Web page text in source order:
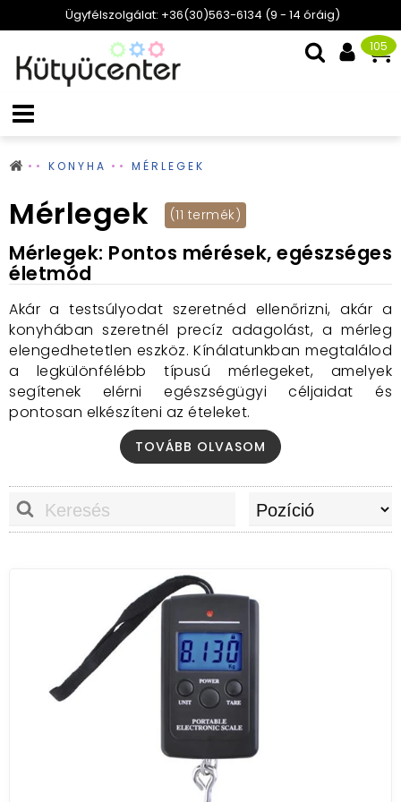
Ügyfélszolgálat: +36(30)563-6134 (9 - 14 óráig)
105
KONYHA MÉRLEGEK
Mérlegek (11 termék)
Mérlegek: Pontos mérések, egészséges
életmód
Akár a testsúlyodat szeretnéd ellenőrizni, akár a
konyhában szeretnél precíz adagolást, a mérleg
elengedhetetlen eszköz. Kínálatunkban megtalálod
a legkülönfélébb típusú mérlegeket, amelyek
segítenek elérni egészségügyi céljaidat és
pontosan elkészíteni az ételeket.
Miért fontos a mérleg?
Testsúlykontroll:A rendszeres mérés segít
nyomon követni a fogyás vagy izomépítés
eredményeit.
és az izomtömeget is mérni.
Precíz főzés:
A konyhai mérleggel pontosan
kimérheted az összetevőket,
ételeket készíthetsz.
Milyen típusú mérlegeket talál nálunk?
Digitális és mechanikus
személymérlegek,amelyekkel pontosan
megmérheted a testsúlyodat.
Digitális és mechanikus
TOVÁBB OLVASOM